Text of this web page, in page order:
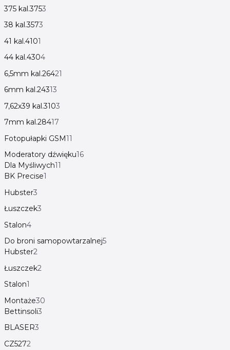
375 kal.3753
38 kal.3573
41 kal.4101
44 kal.4304
6,5mm kal.26421
6mm kal.24313
7,62x39 kal.3103
7mm kal.28417
Fotopułapki GSM11
Moderatory dźwięku16
Dla Myśliwych11
BK Precise1
Hubster3
Łuszczek3
Stalon4
Do broni samopowtarzalnej5
Hubster2
Łuszczek2
Stalon1
Montaże30
Bettinsoli3
BLASER3
CZ5272